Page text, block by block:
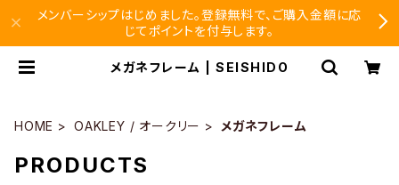
メンバーシップはじめました。登録無料で、ご購入金額に応
じてポイントを付与します。
メガネフレーム | SEISHIDO
HOME OAKLEY / オークリー メガネフレーム
PRODUCTS